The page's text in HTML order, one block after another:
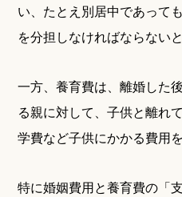
い、たとえ別居中であって
を分担しなければならない
一方、養育費は、離婚した
る親に対して、子供と離れ
学費など子供にかかる費用
特に婚姻費用と養育費の「